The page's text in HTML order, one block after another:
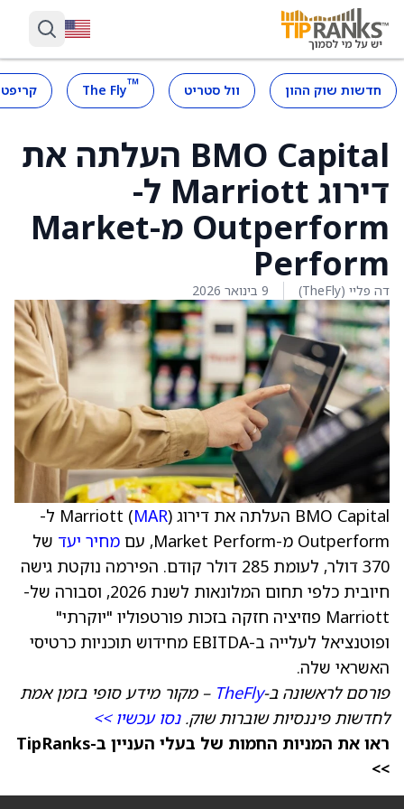
חדשות שוק ההון וול סטריט ™
The Fly
BMO Capital העלתה את
דירוג Marriott ל-
Outperform מ-Market
Perform
דה פליי (TheFly) 9 בינואר 2026
BMO Capital העלתה את דירוג Marriott ( MAR
) ל-
Outperform מ-Market Perform, עם
מחיר יעד של
370 דולר, לעומת 285 דולר קודם. הפירמה נוקטת גישה
חיובית כלפי תחום המלונאות לשנת 2026, וסבורה של-
Marriott פוזיציה חזקה בזכות פורטפוליו "יוקרתי"
ופוטנציאל לעלייה ב-EBITDA מחידוש תוכניות כרטיסי
האשראי שלה.
פורסם לראשונה ב-TheFly – מקור מידע סופי בזמן אמת
לחדשות פיננסיות שוברות שוק.נסו עכשיו >>
ראו את המניות החמות של בעלי העניין ב-TipRanks
>>